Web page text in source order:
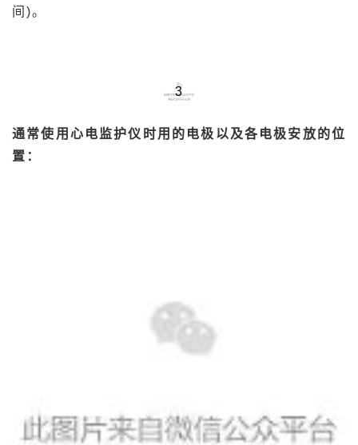
间)。
3
通常使用心电监护仪时用的电极以及各电极安放的位
置：